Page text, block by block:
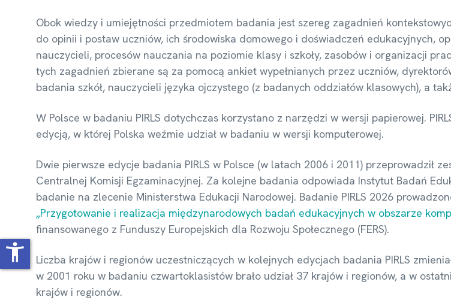
Obok wiedzy i umiejętności przedmiotem badania jest szereg zagadnień
do opinii i postaw uczniów, ich środowiska domowego i doświadczeń edukacyjnych,
nauczycieli, procesów nauczania na poziomie klasy i szkoły, zasobów i organizacji
tych zagadnień zbierane są za pomocą ankiet wypełnianych przez uczniów,
badania szkół, nauczycieli języka ojczystego (z badanych oddziałów klasowych), a
W Polsce w badaniu PIRLS dotychczas korzystano z narzędzi w wersji papierowej.
edycją, w której Polska weźmie udział w badaniu w wersji komputerowej.
Dwie pierwsze edycje badania PIRLS w Polsce (w latach 2006 i 2011) przeprowadził
Centralnej Komisji Egzaminacyjnej. Za kolejne badania odpowiada Instytut Badań
badanie na zlecenie Ministerstwa Edukacji Narodowej. Badanie PIRLS 2026
„Przygotowanie i realizacja międzynarodowych badań edukacyjnych w obszarze
finansowanego z Funduszy Europejskich dla Rozwoju Społecznego (FERS).
Liczba krajów i regionów uczestniczących w kolejnych edycjach badania PIRLS
w 2001 roku w badaniu czwartoklasistów brało udział 37 krajów i regionów, a w
krajów i regionów.
accessibility_new